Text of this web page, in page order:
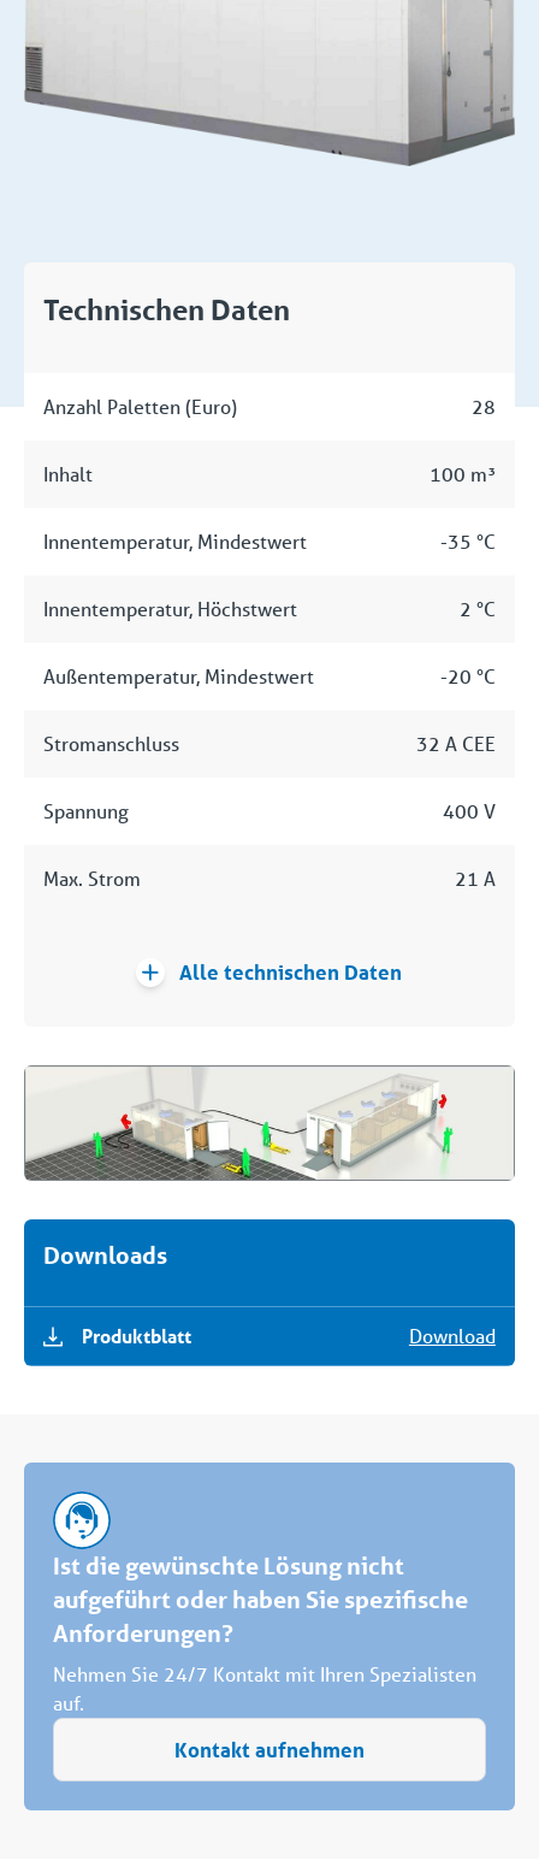
Downloads
Produktblatt Download
Technischen Daten
Anzahl Paletten (Euro) 28
Inhalt 100 m³
Innentemperatur, Mindestwert -35 °C
Innentemperatur, Höchstwert 2 °C
Außentemperatur, Mindestwert -20 °C
Stromanschluss 32 A CEE
Spannung 400 V
Max. Strom 21 A
Alle technischen Daten
Ist die gewünschte Lösung nicht
aufgeführt oder haben Sie spezifische
Anforderungen?
Nehmen Sie 24/7 Kontakt mit Ihren Spezialisten
auf.
Kontakt aufnehmen